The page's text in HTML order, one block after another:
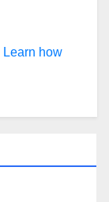
Learn how